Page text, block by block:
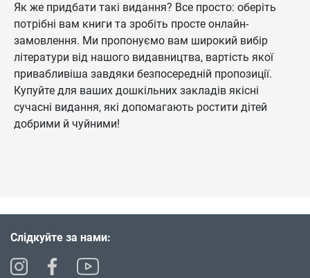
Як же придбати такі видання? Все просто: оберіть
потрібні вам книги та зробіть просте онлайн-
замовлення. Ми пропонуємо вам широкий вибір
літератури від нашого видавництва, вартість якої
привабливіша завдяки безпосередній пропозиції.
Купуйте для ваших дошкільних закладів якісні
сучасні видання, які допомагають ростити дітей
добрими й чуйними!
Слідкуйте за нами: